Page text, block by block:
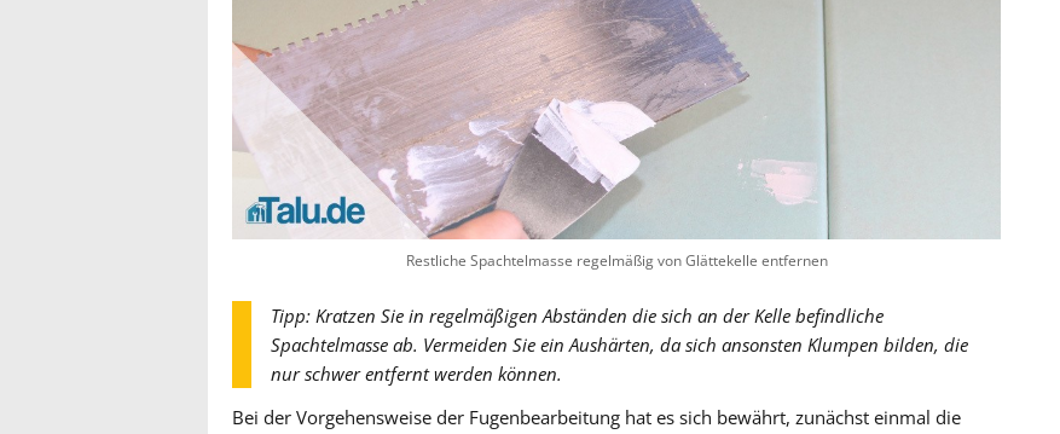
Restliche Spachtelmasse regelmäßig von Glättekelle entfernen
Tipp: Kratzen Sie in regelmäßigen Abständen die sich an der Kelle befindliche
Spachtelmasse ab. Vermeiden Sie ein Aushärten, da sich ansonsten Klumpen bilden, die
nur schwer entfernt werden können.
Bei der Vorgehensweise der Fugenbearbeitung hat es sich bewährt, zunächst einmal die